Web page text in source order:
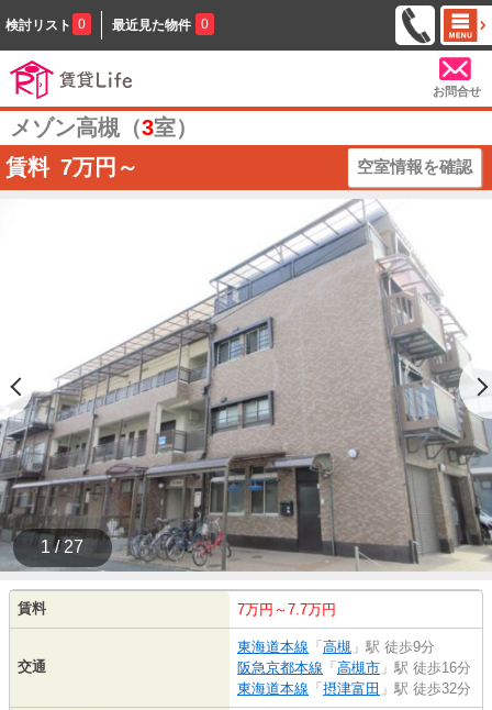
検討リスト 0 最近見た物件 0
お問合せ
メゾン高槻（3室）
賃料 7万円～ 空室情報を確認
1 / 27
賃料 7万円～7.7万円
交通
東海道本線 「 高槻 」駅 徒歩9分
阪急京都本線 「 高槻市 」駅 徒歩16分
東海道本線 「 摂津富田 」駅 徒歩32分